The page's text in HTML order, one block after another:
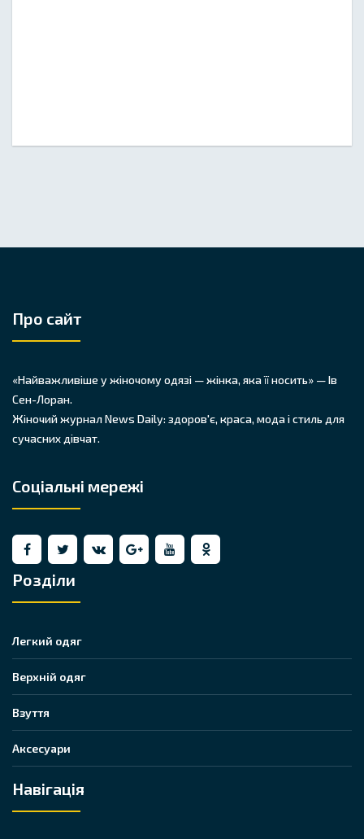
Про сайт
«Найважливіше у жіночому одязі — жінка, яка її носить» — Ів
Сен-Лоран.
Жіночий журнал News Daily: здоров'є, краса, мода і стиль для
сучасних дівчат.
Соціальні мережі
Розділи
Легкий одяг
Верхній одяг
Взуття
Аксесуари
Навігація